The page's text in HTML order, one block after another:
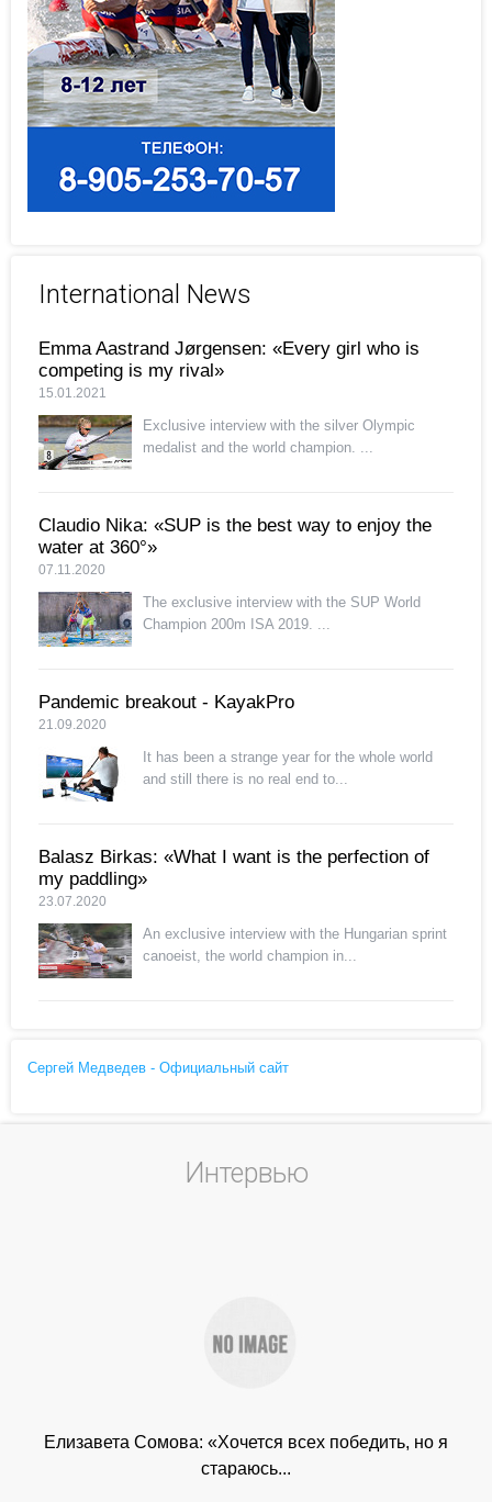
International News
Emma Aastrand Jørgensen: «Every girl who is
competing is my rival»
15.01.2021
Exclusive interview with the silver Olympic
medalist and the world champion. ...
Claudio Nika: «SUP is the best way to enjoy the
water at 360°»
07.11.2020
The exclusive interview with the SUP World
Champion 200m ISA 2019. ...
Pandemic breakout - KayakPro
21.09.2020
It has been a strange year for the whole world
and still there is no real end to...
Balasz Birkas: «What I want is the perfection of
my paddling»
23.07.2020
An exclusive interview with the Hungarian sprint
canoeist, the world champion in...
Сергей Медведев - Официальный сайт
Интервью
Елизавета Сомова: «Хочется всех победить, но я
стараюсь...